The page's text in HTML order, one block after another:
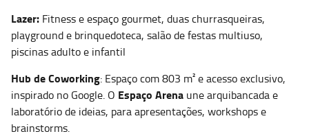
Lazer: Fitness e espaço gourmet, duas churrasqueiras,
playground e brinquedoteca, salão de festas multiuso,
piscinas adulto e infantil
Hub de Coworking: Espaço com 803 m² e acesso exclusivo,
inspirado no Google. O Espaço Arena une arquibancada e
laboratório de ideias, para apresentações, workshops e
brainstorms.